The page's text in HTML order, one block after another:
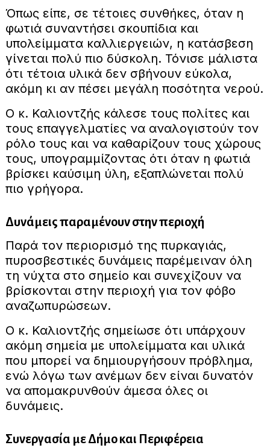
Όπως είπε, σε τέτοιες συνθήκες, όταν η
φωτιά συναντήσει σκουπίδια και
υπολείμματα καλλιεργειών, η κατάσβεση
γίνεται πολύ πιο δύσκολη. Τόνισε μάλιστα
ότι τέτοια υλικά δεν σβήνουν εύκολα,
ακόμη κι αν πέσει μεγάλη ποσότητα νερού.
Ο κ. Καλιοντζής κάλεσε τους πολίτες και
τους επαγγελματίες να αναλογιστούν τον
ρόλο τους και να καθαρίζουν τους χώρους
τους, υπογραμμίζοντας ότι όταν η φωτιά
βρίσκει καύσιμη ύλη, εξαπλώνεται πολύ
πιο γρήγορα.
Δυνάμεις παραμένουν στην περιοχή
Παρά τον περιορισμό της πυρκαγιάς,
πυροσβεστικές δυνάμεις παρέμειναν όλη
τη νύχτα στο σημείο και συνεχίζουν να
βρίσκονται στην περιοχή για τον φόβο
αναζωπυρώσεων.
Ο κ. Καλιοντζής σημείωσε ότι υπάρχουν
ακόμη σημεία με υπολείμματα και υλικά
που μπορεί να δημιουργήσουν πρόβλημα,
ενώ λόγω των ανέμων δεν είναι δυνατόν
να απομακρυνθούν άμεσα όλες οι
δυνάμεις.
Συνεργασία με Δήμο και Περιφέρεια